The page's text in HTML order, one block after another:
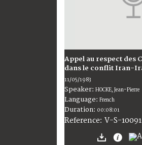
Appel au respect des
dans le conflit Iran-
11/05/1983
Speaker: HOCKE, Jean-Pierre
Language: French
Duration: 00:08:01
Reference: V-S-